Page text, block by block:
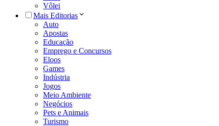
Vôlei
Mais Editorias
Auto
Apostas
Educação
Emprego e Concursos
Eloos
Games
Indústria
Jogos
Meio Ambiente
Negócios
Pets e Animais
Turismo